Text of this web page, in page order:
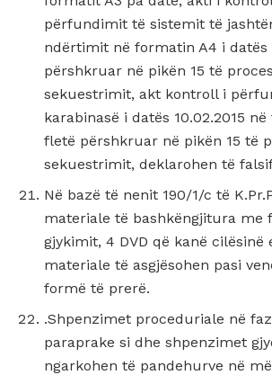
përfundimit të sistemit të
ndërtimit në formatin A4 i datës
përshkruar në pikën 15 të
sekuestrimit, akt kontroll i
karabinasë i datës 10.02.2015
fletë përshkruar në pikën 15 të
sekuestrimit, deklarohen të
Në bazë të nenit 190/1/c të
materiale të bashkëngjitura me
gjykimit, 4 DVD që kanë cilësinë
materiale të asgjësohen pasi
formë të prerë.
.Shpenzimet proceduriale në
paraprake si dhe shpenzimet
ngarkohen të pandehurve në